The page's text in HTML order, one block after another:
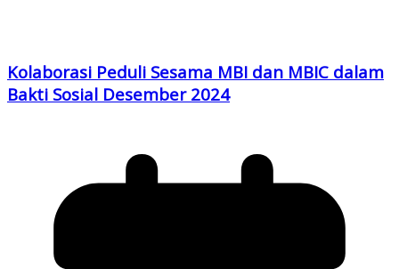
Kolaborasi Peduli Sesama MBI dan MBIC dalam
Bakti Sosial Desember 2024